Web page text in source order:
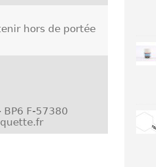
hors de portée
F-57380